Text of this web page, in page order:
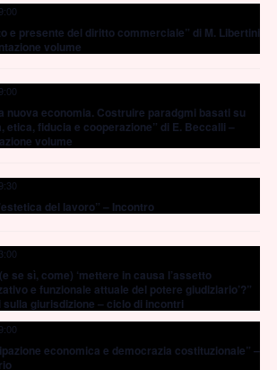
e presente del diritto commerciale” di M. Libertini
volume
nuova economia. Costruire paradgmi basati su
etica, fiducia e cooperazione” di E. Beccalli –
volume
del lavoro” – Incontro
se sì, come) ‘mettere in causa l’assetto
e funzionale attuale del potere giudiziario’?”
sulla giurisdizione – ciclo di incontri
economica e democrazia costituzionale” –